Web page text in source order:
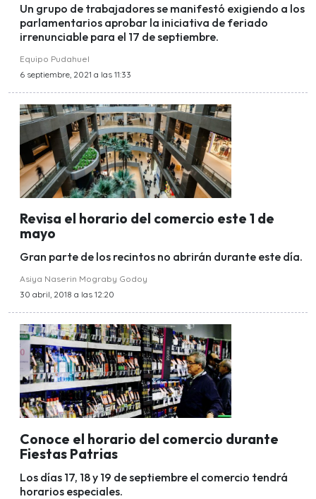
Un grupo de trabajadores se manifestó exigiendo a los
parlamentarios aprobar la iniciativa de feriado
irrenunciable para el 17 de septiembre.
Equipo Pudahuel
6 septiembre, 2021 a las 11:33
Revisa el horario del comercio este 1 de
mayo
Gran parte de los recintos no abrirán durante este día.
Asiya Naserin Mograby Godoy
30 abril, 2018 a las 12:20
Conoce el horario del comercio durante
Fiestas Patrias
Los días 17, 18 y 19 de septiembre el comercio tendrá
horarios especiales.